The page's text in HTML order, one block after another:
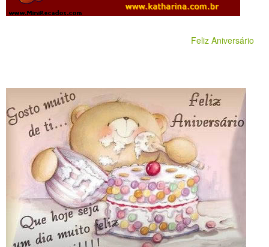
Feliz Aniversário